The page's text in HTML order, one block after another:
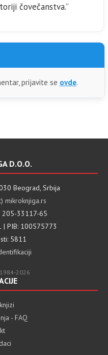
čovečanstva.”
prijavite se ovde.
D.O.O.
Beograd, Srbija
mikroknjiga.rs
205-33117-65
| PIB: 100575773
5811
2026
- FAQ